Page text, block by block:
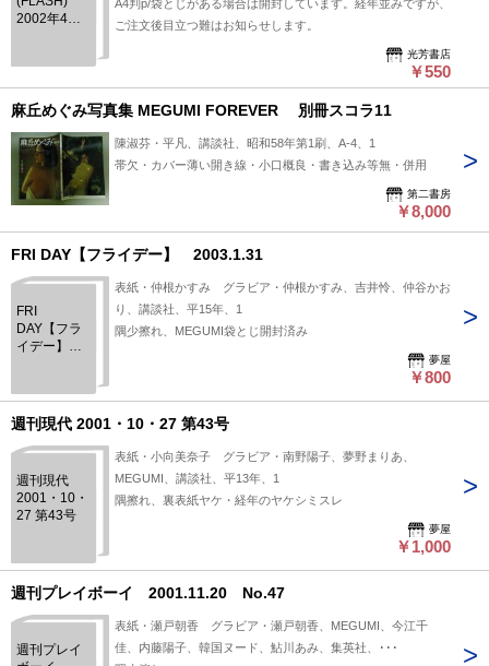
2002年4月
断の袋とじ
日本誌初公
開韓国AV美
裸体名鑑/佐
藤江梨子・
小池栄子・
MEGUMI巨
乳軍団9人最
「渦中」の
石井館長激
白180分!カ
ネオンナK-1
A4判p/袋とじがある場合は開封しています。経年並みですが、
ご注文後目立つ難はお知らせします。
光芳書店
￥550
麻丘めぐみ写真集 MEGUMI FOREVER 別冊スコラ11
陳淑芬・平凡、講談社、昭和58年第1刷、A-4、1
帯欠・カバー薄い開き線・小口概良・書き込み等無・併用
第二書房
￥8,000
FRI DAY【フライデー】 2003.1.31
FRI
DAY【フラ
イデー】
表紙・仲根かすみ グラビア・仲根かすみ、吉井怜、仲谷かお
り、講談社、平15年、1
隅少擦れ、MEGUMI袋とじ開封済み
夢屋
￥800
週刊現代 2001・10・27 第43号
週刊現代
2001・10・
27 第43号
表紙・小向美奈子 グラビア・南野陽子、夢野まりあ、
MEGUMI、講談社、平13年、1
隅擦れ、裏表紙ヤケ・経年のヤケシミスレ
夢屋
￥1,000
週刊プレイボーイ 2001.11.20 No.47
週刊プレイ
表紙・瀬戸朝香 グラビア・瀬戸朝香、MEGUMI、今江千
佳、内藤陽子、韓国ヌード、鮎川あみ、集英社、･･･